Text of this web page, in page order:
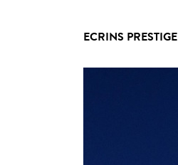
ECRINS PRESTIGE